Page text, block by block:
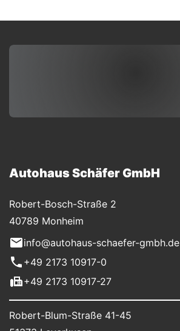
Autohaus Schäfer GmbH
Robert-Bosch-Straße 2
40789 Monheim
info@autohaus-schaefer-gmbh.de
+49 2173 10917-0
+49 2173 10917-27
Robert-Blum-Straße 41-45